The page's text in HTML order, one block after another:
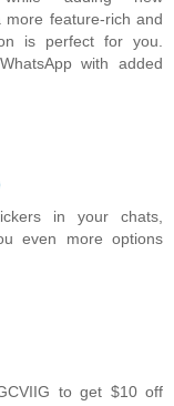
feature-rich and
is perfect for you.
with added
in your chats,
even more options
to get $10 off